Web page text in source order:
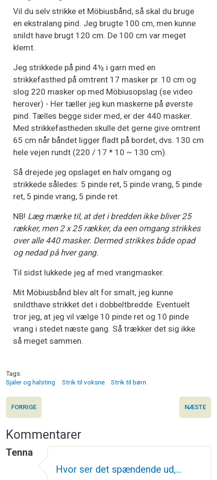
Vil du selv strikke et Möbiusbånd, så skal du bruge
en ekstralang pind. Jeg brugte 100 cm, men kunne
snildt have brugt 120 cm. De 100 cm var meget
klemt.
Jeg strikkede på pind 4½ i garn med en
strikkefasthed på omtrent 17 masker pr. 10 cm og
slog 220 masker op med Möbiusopslag (se video
herover) - Her tæller jeg kun maskerne på øverste
pind. Tælles begge sider med, er der 440 masker.
Med strikkefastheden skulle det gerne give omtrent
65 cm når båndet ligger fladt på bordet, dvs. 130 cm
hele vejen rundt (220 / 17 * 10 ~ 130 cm).
Så drejede jeg opslaget en halv omgang og
strikkede således: 5 pinde ret, 5 pinde vrang, 5 pinde
ret, 5 pinde vrang, 5 pinde ret.
NB! Læg mærke til, at det i bredden ikke bliver 25
rækker, men 2 x 25 rækker, da een omgang strikkes
over alle 440 masker. Dermed strikkes både opad
og nedad på hver gang.
Til sidst lukkede jeg af med vrangmasker.
Mit Möbiusbånd blev alt for smalt, jeg kunne
snildthave strikket det i dobbeltbredde. Eventuelt
tror jeg, at jeg vil vælge 10 pinde ret og 10 pinde
vrang i stedet næste gang. Så trækker det sig ikke
så meget sammen.
Tags
Sjaler og halsting
Strik til voksne Strik til børn
FORRIGE NÆSTE
Kommentarer
Tenna
Hvor ser det spændende ud,…